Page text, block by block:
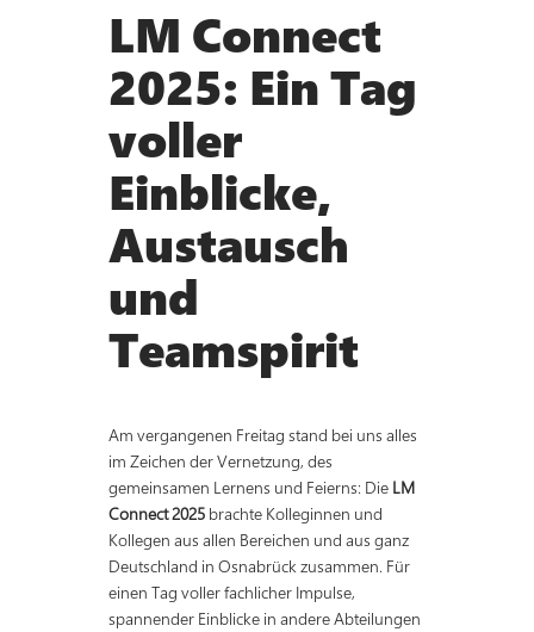
LM Connect
2025: Ein Tag
voller
Einblicke,
Austausch
und
Teamspirit
Am vergangenen Freitag stand bei uns alles
im Zeichen der Vernetzung, des
gemeinsamen Lernens und Feierns: Die LM
Connect 2025 brachte Kolleginnen und
Kollegen aus allen Bereichen und aus ganz
Deutschland in Osnabrück zusammen. Für
einen Tag voller fachlicher Impulse,
spannender Einblicke in andere Abteilungen